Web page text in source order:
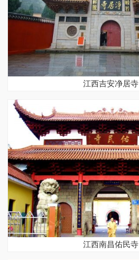
江西吉安净居寺
江西南昌佑民寺